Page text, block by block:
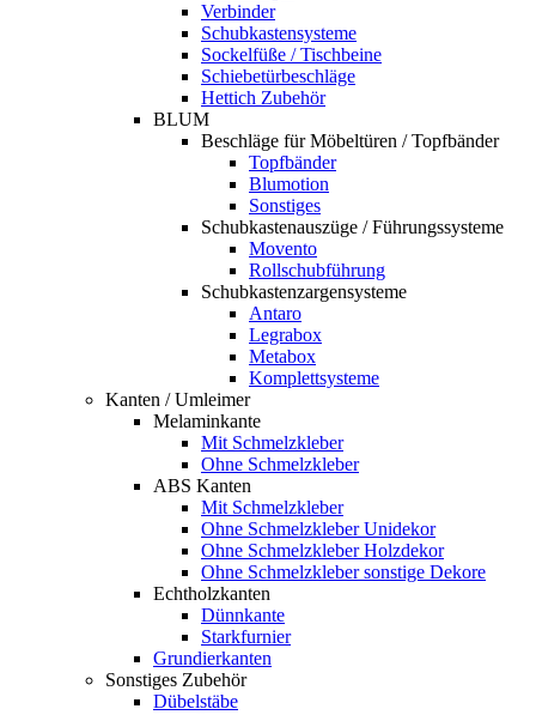
Verbinder
Schubkastensysteme
Sockelfüße / Tischbeine
Schiebetürbeschläge
Hettich Zubehör
BLUM
Beschläge für Möbeltüren / Topfbänder
Topfbänder
Blumotion
Sonstiges
Schubkastenauszüge / Führungssysteme
Movento
Rollschubführung
Schubkastenzargensysteme
Antaro
Legrabox
Metabox
Komplettsysteme
Kanten / Umleimer
Melaminkante
Mit Schmelzkleber
Ohne Schmelzkleber
ABS Kanten
Mit Schmelzkleber
Ohne Schmelzkleber Unidekor
Ohne Schmelzkleber Holzdekor
Ohne Schmelzkleber sonstige Dekore
Echtholzkanten
Dünnkante
Starkfurnier
Grundierkanten
Sonstiges Zubehör
Dübelstäbe